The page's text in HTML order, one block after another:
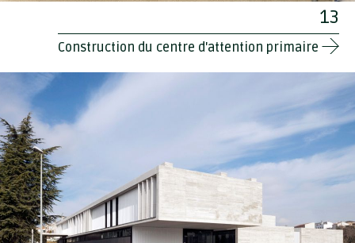
13
Construction du centre d'attention primaire